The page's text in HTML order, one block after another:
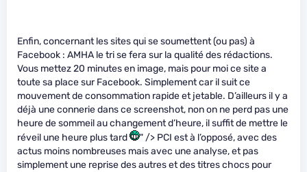
Enfin, concernant les sites qui se soumettent (ou pas) à
Facebook : AMHA le tri se fera sur la qualité des rédactions.
Vous mettez 20 minutes en image, mais pour moi ce site a
toute sa place sur Facebook. Simplement car il suit ce
mouvement de consommation rapide et jetable. D’ailleurs il y a
déjà une connerie dans ce screenshot, non on ne perd pas une
heure de sommeil au changement d’heure, il suffit de mettre le
réveil une heure plus tard
" /> PCI est à l’opposé, avec des
actus moins nombreuses mais avec une analyse, et pas
simplement une reprise des autres et des titres chocs pour